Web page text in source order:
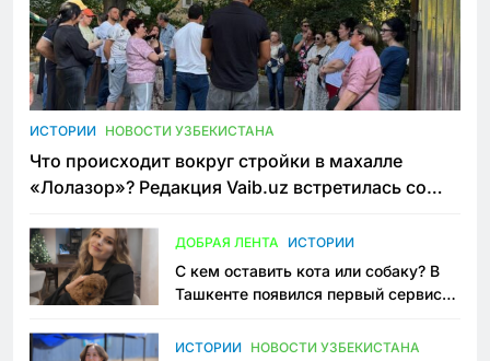
ИСТОРИИ НОВОСТИ УЗБЕКИСТАНА
Что происходит вокруг стройки в махалле
«Лолазор»? Редакция Vaib.uz встретилась со
ДОБРАЯ ЛЕНТА ИСТОРИИ
С кем оставить кота или собаку? В
Ташкенте появился первый сервис
ИСТОРИИ НОВОСТИ УЗБЕКИСТАНА